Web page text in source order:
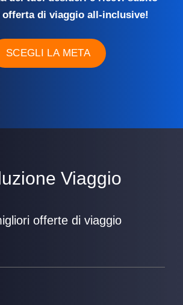
di viaggio all-inclusive!
SCEGLI LA META
Viaggio
offerte di viaggio